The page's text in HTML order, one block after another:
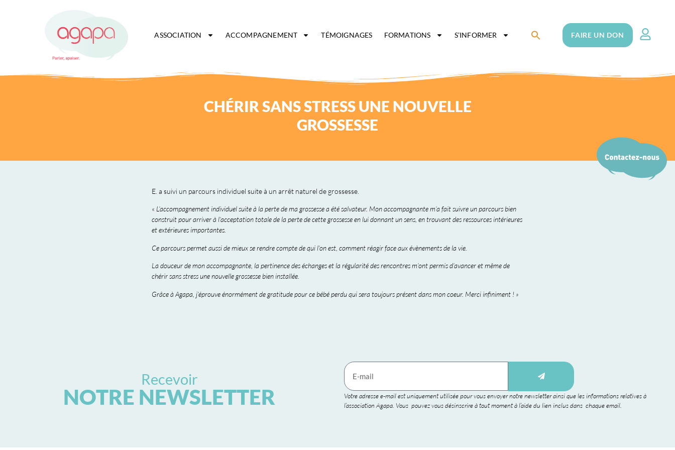
ASSOCIATION ACCOMPAGNEMENT TÉMOIGNAGES FORMATIONS S’INFORMER
Search
Search Button
FAIRE UN DON
CHÉRIR SANS STRESS UNE NOUVELLE
GROSSESSE
E. a suivi un parcours individuel suite à un arrêt naturel de grossesse.
« L’accompagnement individuel suite à la perte de ma grossesse a été salvateur. Mon accompagnante m’a fait suivre un parcours bien
construit pour arriver à l’acceptation totale de la perte de cette grossesse en lui donnant un sens, en trouvant des ressources intérieures
et extérieures importantes.
Ce parcours permet aussi de mieux se rendre compte de qui l’on est, comment réagir face aux évènements de la vie.
La douceur de mon accompagnante, la pertinence des échanges et la régularité des rencontres m’ont permis d’avancer et même de
chérir sans stress une nouvelle grossesse bien installée.
Grâce à Agapa, j’éprouve énormément de gratitude pour ce bébé perdu qui sera toujours présent dans mon coeur. Merci infiniment ! »
Recevoir
NOTRE NEWSLETTER
Votre adresse e-mail est uniquement utilisée pour vous envoyer notre newsletter ainsi que les informations relatives à
l’association Agapa. Vous pouvez vous désinscrire à tout moment à l’aide du lien inclus dans chaque email.